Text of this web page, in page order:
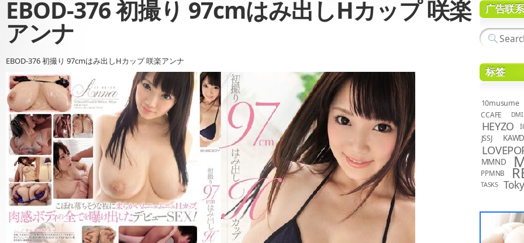
EBOD-376 初撮り 97cmはみ出しHカップ 咲楽
アンナ
EBOD-376 初撮り 97cmはみ出しHカップ 咲楽アンナ
广告联
标签
10musume
CCAFE DMI
HEYZO
JSSJ KAWD
MMND
PPMNB
TASKS